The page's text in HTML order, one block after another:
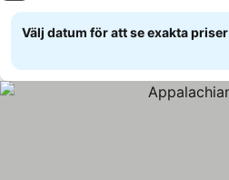
Välj datum för att se exakta priser